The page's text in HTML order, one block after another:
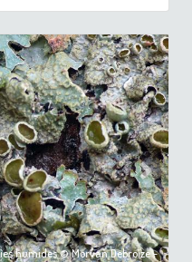
humides © Morvan Debroize -
Next